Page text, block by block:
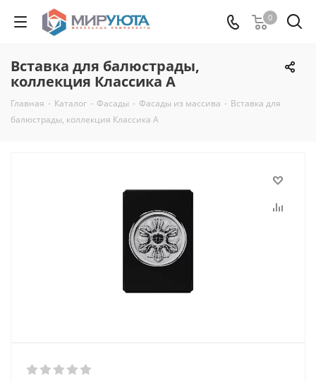
0
Вставка для балюстрады,
коллекция Классика А
Главная - Каталог - Фасады - Фасады из массива - Вставка для
балюстрады, коллекция Классика А